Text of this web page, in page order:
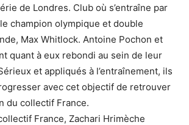
de Londres. Club où s’entraîne par
champion olympique et double
Max Whitlock. Antoine Pochon et
quant à eux rebondi au sein de leur
et appliqués à l’entraînement, ils
avec cet objectif de retrouver
du collectif France.
France, Zachari Hrimèche